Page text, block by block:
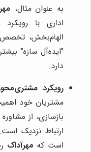
به عنوان مثال،
اداری با
الهام‌بخش،
"ایده‌آل سازه"
دارد.
رویکرد
مشتریان خود
بازسازی، از
ارتباط نزدیک
است که مهرآداک